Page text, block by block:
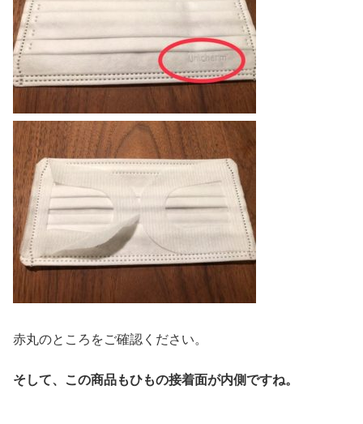
赤丸のところをご確認ください。
そして、この商品もひもの接着面が内側ですね。